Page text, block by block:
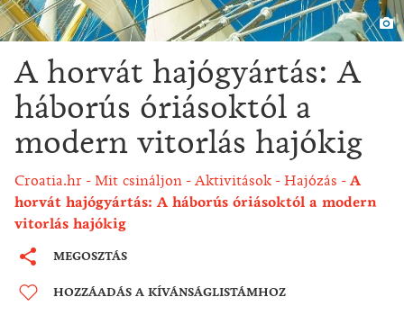
A horvát hajógyártás: A
háborús óriásoktól a
modern vitorlás hajókig
Croatia.hr Mit csináljon Aktivitások Hajózás
A
horvát hajógyártás: A háborús óriásoktól a modern
vitorlás hajókig
MEGOSZTÁS
HOZZÁADÁS A KÍVÁNSÁGLISTÁMHOZ